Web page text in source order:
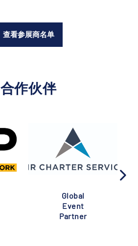
查看参展商名单
合作伙伴
Global
Event
Partner